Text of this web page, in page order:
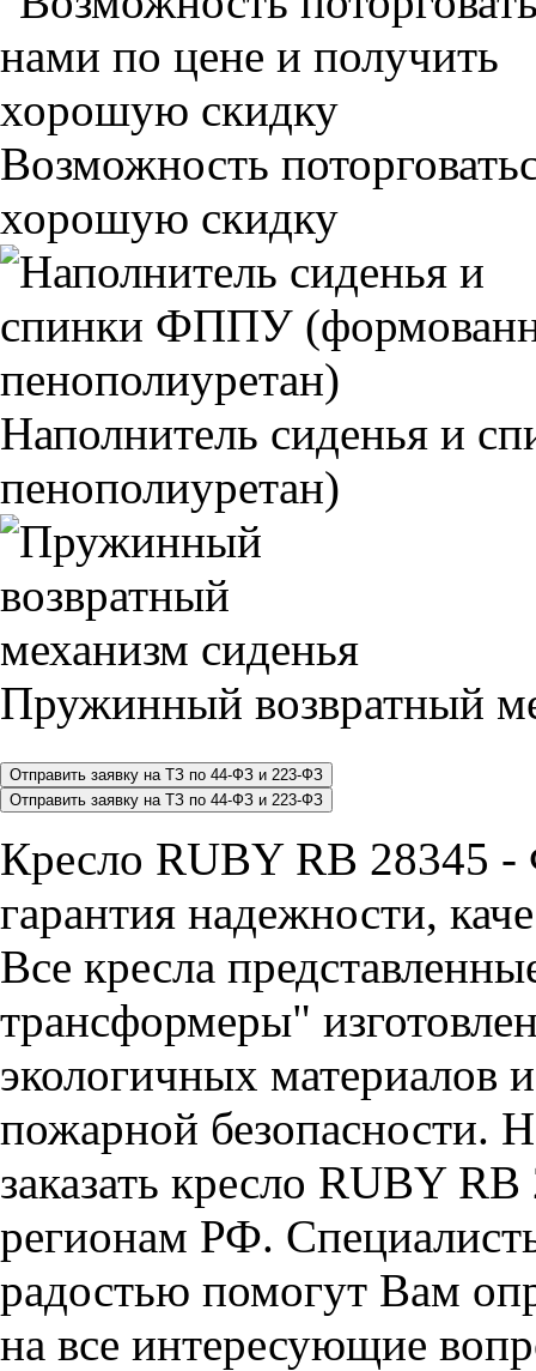
Возможность
хорошую скидку
Наполнитель сиденья и
пенополиуретан)
Пружинный возвратный
Кресло RUBY RB 28345 -
гарантия надежности,
Все кресла
трансформеры"
экологичных материалов
пожарной безопасности.
заказать кресло RUBY
регионам РФ.
радостью помогут Вам
на все интересующие